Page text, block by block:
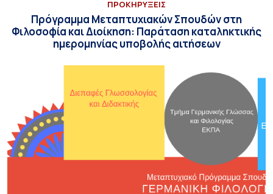
ΠΡΟΚΗΡΥΞΕΙΣ
Πρόγραμμα Μεταπτυχιακών Σπουδών στη
Φιλοσοφία και Διοίκηση: Παράταση καταληκτικής
ημερομηνίας υποβολής αιτήσεων